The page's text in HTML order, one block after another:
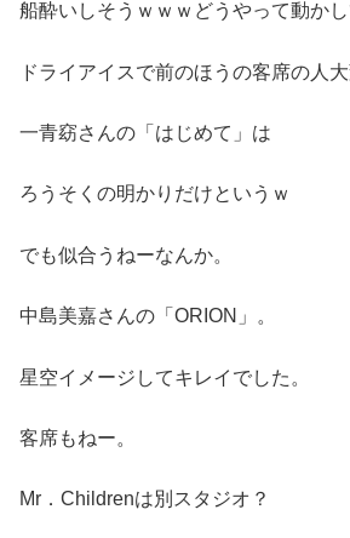
船酔いしそうｗｗｗどうやって動かし
ドライアイスで前のほうの客席の人
一青窈さんの「はじめて」は
ろうそくの明かりだけというｗ
でも似合うねーなんか。
中島美嘉さんの「ORION」。
星空イメージしてキレイでした。
客席もねー。
Mr．Childrenは別スタジオ？